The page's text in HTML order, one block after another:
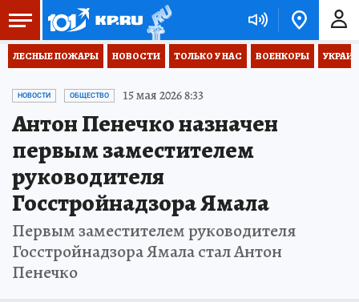
ЛЕСНЫЕ ПОЖАРЫ НОВОСТИ ТОЛЬКО У НАС ВОЕНКОРЫ
НОВОСТИ ОБЩЕСТВО 15 мая 2026 8:33
Антон Пенечко назначен
первым заместителем
руководителя
Госстройнадзора Ямала
Первым заместителем руководителя
Госстройнадзора Ямала стал Антон
Пенечко